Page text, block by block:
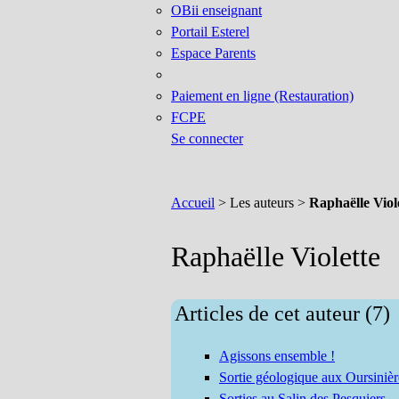
OBii enseignant
Portail Esterel
Espace Parents
Paiement en ligne (Restauration)
FCPE
Se connecter
Accueil > Les auteurs > Raphaëlle
Raphaëlle Violette
Articles de cet auteur (7)
Agissons ensemble !
Sortie géologique aux